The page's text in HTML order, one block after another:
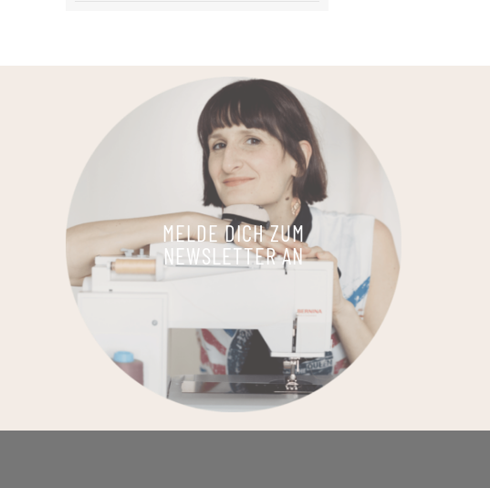
MELDE DICH ZUM
NEWSLETTER AN